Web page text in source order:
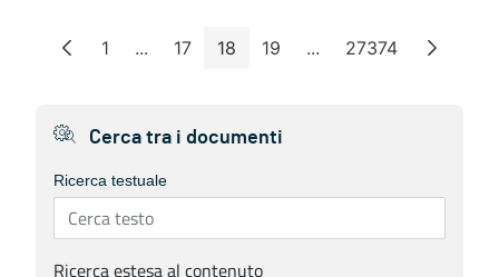
Page
1 ...Intermediate Pages
Page
17 Page
18 Page
19 ...Intermediate Pages
Page
27374
Cerca tra i documenti
Ricerca testuale
Ricerca estesa al contenuto